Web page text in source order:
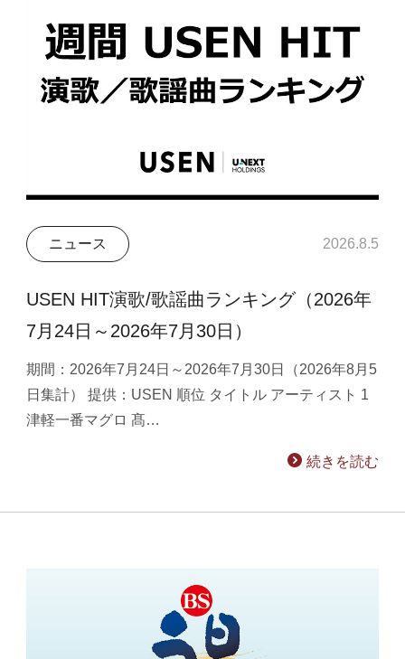
ニュース 2026.8.5
USEN HIT演歌/歌謡曲ランキング（2026年
7月24日～2026年7月30日）
期間：2026年7月24日～2026年7月30日（2026年8月5
日集計） 提供：USEN 順位 タイトル アーティスト 1
津軽一番マグロ 髙…
続きを読む